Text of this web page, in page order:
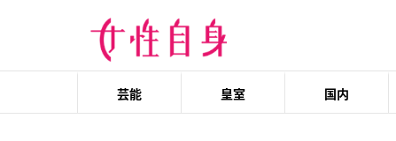
芸能 皇室 国内